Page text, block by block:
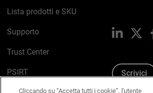
Lista prodotti e SKU
Supporto
Trust Center
PSIRT
LinkedIn
Scrivici
Cliccando su “Accetta tutti i cookie”, l'utente